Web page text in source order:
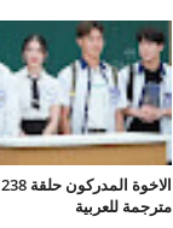
الاخوة المدركون حلقة 238
مترجمة للعربية